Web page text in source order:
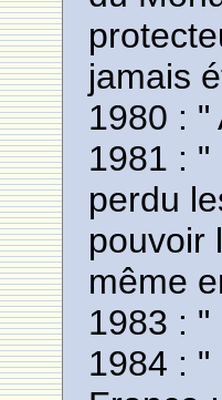
jamais
1980 : "
1981 : "
perdu
pouvoir
même
1983 : "
1984 : "